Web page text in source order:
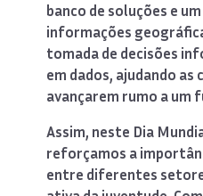
banco de soluções e
informações
tomada de decisões
em dados, ajudando as
avançarem rumo a
Assim, neste Dia
reforçamos a
entre diferentes